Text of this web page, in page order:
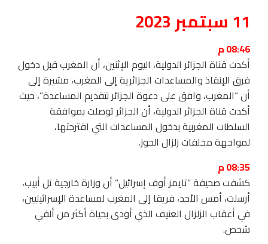
11 سبتمبر 2023
08:46 م
أكدت قناة الجزائر الدولية، اليوم الإثنين، أن المغرب قبل دخول
فرق الإنقاذ والمساعدات الجزائرية إلى المغرب، مشيرة إلى
أن “المغرب، وافق على دعوة الجزائر لتقديم المساعدة”، حيث
أكدت قناة الجزائر الدولية، أن الجزائر توصلت بموافقة
السلطات المغربية بدخول المساعدات التي اقترحتها،
لمواجهة مخلفات زلزال الحوز.
08:35 م
كشفت صحيفة “تايمز أوف إسرائيل” أن وزارة خارجية تل أبيب،
أرسلت، أمس الأحد، فريقا إلى المغرب لمساعدة الإسرائيليين،
في أعقاب الزلزال العنيف الذي أودى بحياة أكثر من ألفي
شخص.